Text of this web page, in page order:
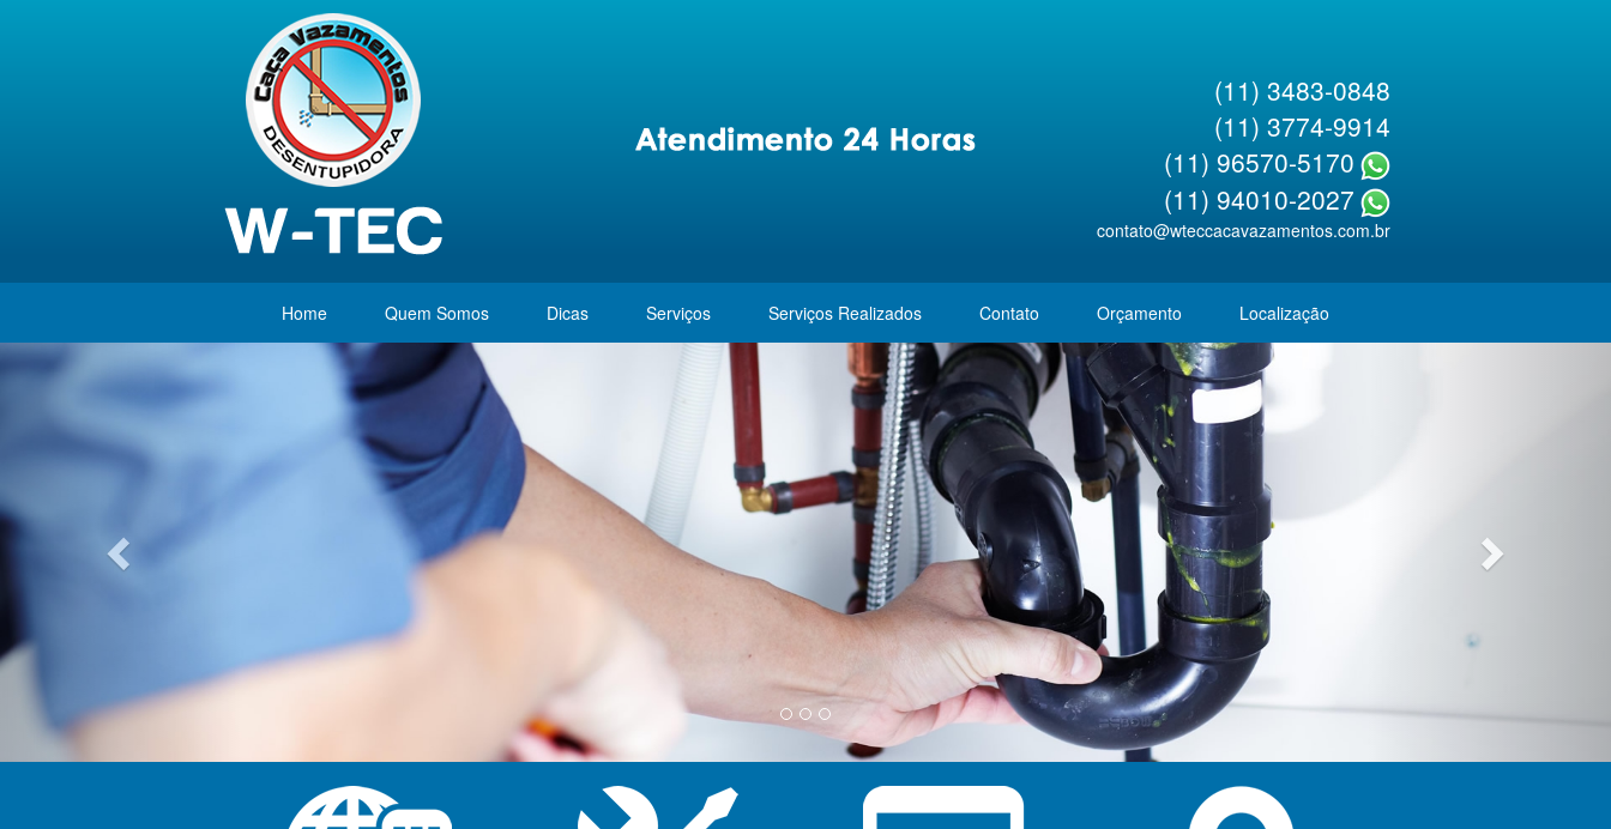
(11) 3483-0848
(11) 3774-9914
(11) 96570-5170
(11) 94010-2027
contato@wteccacavazamentos.com.br
Home Quem Somos Dicas Serviços Serviços Realizados Contato Orçamento Localização
Previous